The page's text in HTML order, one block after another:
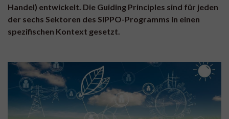
Handel) entwickelt. Die Guiding Principles sind für jeden
der sechs Sektoren des SIPPO-Programms in einen
spezifischen Kontext gesetzt.